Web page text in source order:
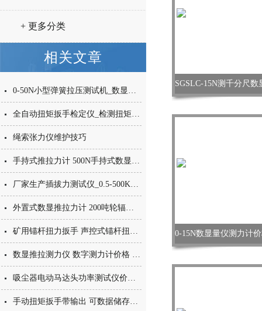
+ 更多分类
相关文章
0-50N小型弹簧拉压测试机_数显弹簧拉压力试验机(0-5kg)厂家
全自动扭矩扳手检定仪_检测扭矩扳手测试仪_力矩扳手测试装置厂家
绳索张力仪维护技巧
手持式推拉力计 500N手持式数显推拉力计 内置数字推拉力计价格
厂家生产插拔力测试仪_0.5-500KN数字式拉力测试仪
外置式数显推拉力计 200吨轮辐式数显推拉力计 外置式数字推拉力计
矿用锚杆扭力扳手 声控式锚杆扭力扳手 可调节预置式紧固扳手
数显推拉测力仪 数字测力计价格 100KN标准数显推拉力计
吸尘器电动马达头功率测试仪价格 动态扭矩检验装置 动态扭力仪
手动扭矩扳手带输出 可数据储存带线扳手 300NM连线扭力扳手厂家